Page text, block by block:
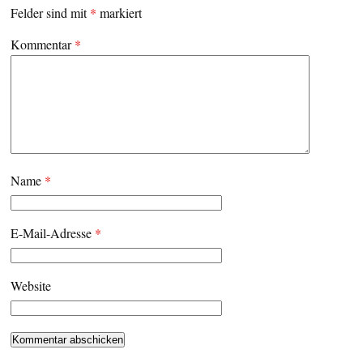
Felder sind mit* markiert
Kommentar*
Name *
E-Mail-Adresse *
Website